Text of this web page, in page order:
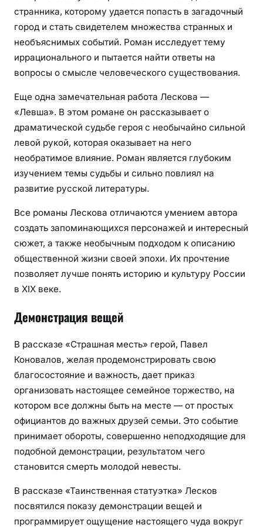
странника, которому удается попасть в загадочный
город и стать свидетелем множества странных и
необъяснимых событий. Роман исследует тему
иррационального и пытается найти ответы на
вопросы о смысле человеческого существования.
Еще одна замечательная работа Лескова —
«Левша». В этом романе он рассказывает о
драматической судьбе героя с необычайно сильной
левой рукой, которая оказывает на него
необратимое влияние. Роман является глубоким
изучением темы судьбы и сильно повлиял на
развитие русской литературы.
Все романы Лескова отличаются умением автора
создать запоминающихся персонажей и интересный
сюжет, а также необычным подходом к описанию
общественной жизни своей эпохи. Их прочтение
позволяет лучше понять историю и культуру России
в XIX веке.
Демонстрация вещей
В рассказе «Страшная месть» герой, Павел
Коновалов, желая продемонстрировать свою
благосостояние и важность, дает приказ
организовать настоящее семейное торжество, на
котором все должны быть на месте — от простых
официантов до важных друзей семьи. Это событие
принимает обороты, совершенно неподходящие для
подобной демонстрации, результатом чего
становится смерть молодой невесты.
В рассказе «Таинственная статуэтка» Лесков
посвятился показу демонстрации вещей и
программирует ощущение настоящего чуда вокруг